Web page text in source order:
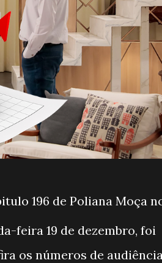
196 de Poliana Moça
feira 19 de dezembro, foi
os números de